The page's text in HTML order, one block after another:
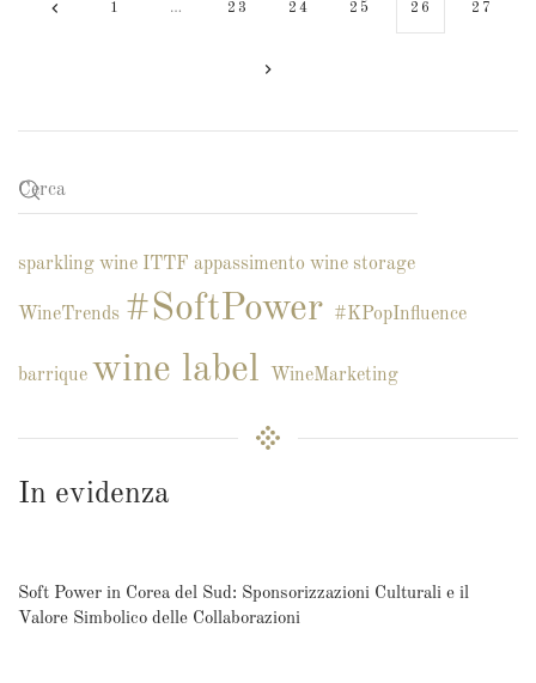
1 … 23 24 25 26 27
sparkling wine ITTF appassimento wine storage
WineTrends #SoftPower #KPopInfluence
barrique wine label WineMarketing
In evidenza
Soft Power in Corea del Sud: Sponsorizzazioni Culturali e il
Valore Simbolico delle Collaborazioni